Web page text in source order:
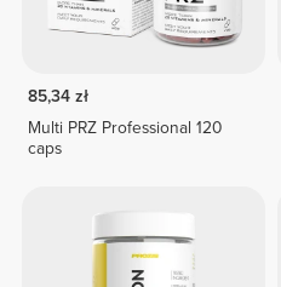
85,34 zł
Multi PRZ Professional 120
caps